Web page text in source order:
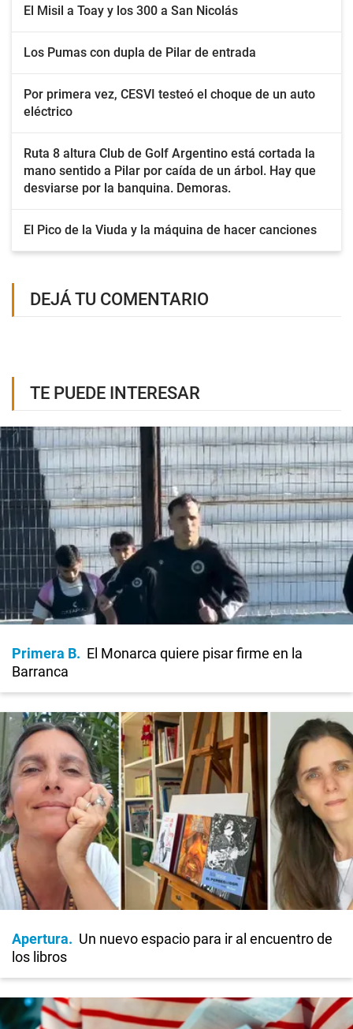
El Misil a Toay y los 300 a San Nicolás
Los Pumas con dupla de Pilar de entrada
Por primera vez, CESVI testeó el choque de un auto
eléctrico
Ruta 8 altura Club de Golf Argentino está cortada la
mano sentido a Pilar por caída de un árbol. Hay que
desviarse por la banquina. Demoras.
El Pico de la Viuda y la máquina de hacer canciones
DEJÁ TU COMENTARIO
TE PUEDE INTERESAR
Primera B
El Monarca quiere pisar firme en la
Barranca
Apertura
Un nuevo espacio para ir al encuentro de
los libros